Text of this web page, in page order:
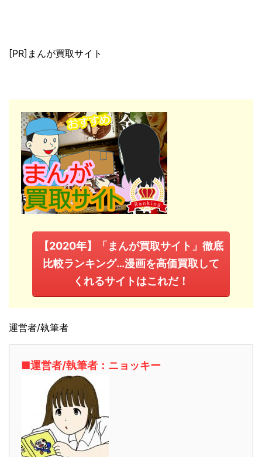
[PR]まんが買取サイト
【2020年】「まんが買取サイト」徹底
比較ランキング…漫画を高価買取して
くれるサイトはこれだ！
運営者/執筆者
■運営者/執筆者：ニョッキー